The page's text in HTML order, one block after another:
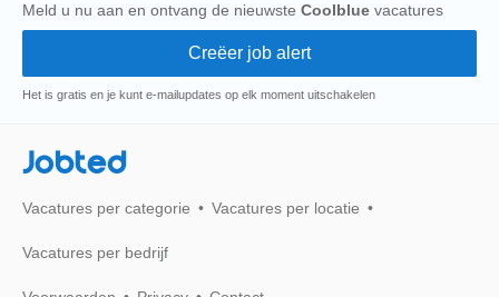
Meld u nu aan en ontvang de nieuwste Coolblue vacatures
Het is gratis en je kunt e-mailupdates op elk moment uitschakelen
Jobted
Vacatures per categorie Vacatures per locatie
Vacatures per bedrijf